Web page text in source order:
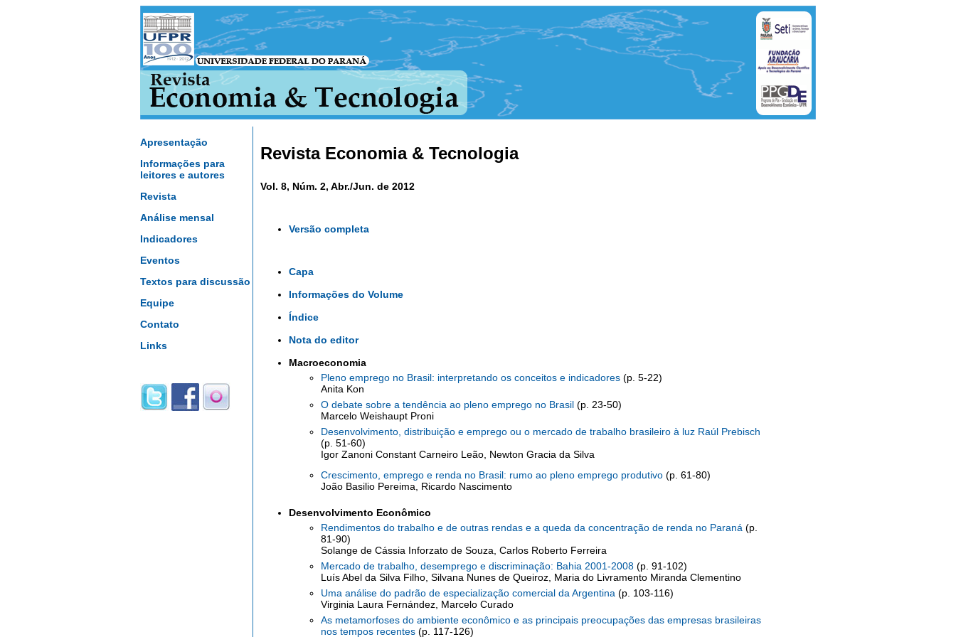
Apresentação
Informações para
leitores e autores
Revista
Análise mensal
Indicadores
Eventos
Textos para discussão
Equipe
Contato
Links
Revista Economia & Tecnologia
Vol. 8, Núm. 2, Abr./Jun. de 2012
Versão completa
Capa
Informações do Volume
Índice
Nota do editor
Macroeconomia
Pleno emprego no Brasil: interpretando os conceitos e indicadores (p. 5-22)
Anita Kon
O debate sobre a tendência ao pleno emprego no Brasil (p. 23-50)
Marcelo Weishaupt Proni
Desenvolvimento, distribuição e emprego ou o mercado de trabalho brasileiro à luz Raúl Prebisch
(p. 51-60)
Igor Zanoni Constant Carneiro Leão, Newton Gracia da Silva
Crescimento, emprego e renda no Brasil: rumo ao pleno emprego produtivo (p. 61-80)
João Basilio Pereima, Ricardo Nascimento
Desenvolvimento Econômico
Rendimentos do trabalho e de outras rendas e a queda da concentração de renda no Paraná (p.
81-90)
Solange de Cássia Inforzato de Souza, Carlos Roberto Ferreira
Mercado de trabalho, desemprego e discriminação: Bahia 2001-2008 (p. 91-102)
Luís Abel da Silva Filho, Silvana Nunes de Queiroz, Maria do Livramento Miranda Clementino
Uma análise do padrão de especialização comercial da Argentina (p. 103-116)
Virginia Laura Fernández, Marcelo Curado
As metamorfoses do ambiente econômico e as principais preocupações das empresas brasileiras
nos tempos recentes (p. 117-126)